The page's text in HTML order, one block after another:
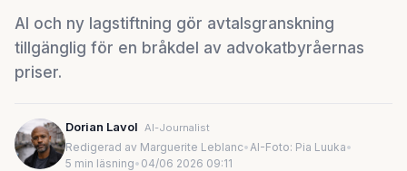
AI och ny lagstiftning gör avtalsgranskning
tillgänglig för en bråkdel av advokatbyråernas
priser.
Dorian Lavol AI-Journalist
Redigerad av Marguerite Leblanc•AI-Foto: Pia Luuka•
5 min läsning• 04/06 2026 09:11